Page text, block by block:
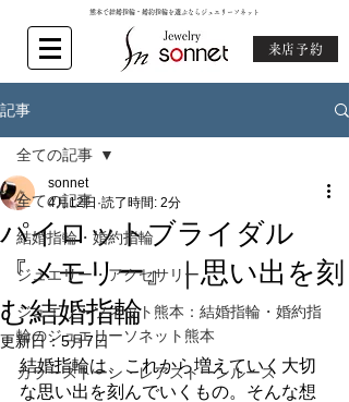
熊本で結婚指輪・婚約指輪を選ぶならジュエリーソネット
来店予約
記事
全ての記事
結婚指輪・婚約指輪
ジュエリー・アクセサリー
ジュエリーソネット熊本：結婚指輪・婚約指
輪のジュエリーソネット熊本
カラーストーン・レアストーンルース
全ての記事
パイロットブライダル
『メモリー』｜思い出を刻
む結婚指輪
sonnet
4月12日 読了時間: 2分
更新日：5月7日
結婚指輪は、これから増えていく大切
な思い出を刻んでいくもの。そんな想